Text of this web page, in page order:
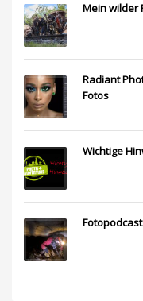
Mein wilder
Radiant
Fotos
Wichtige